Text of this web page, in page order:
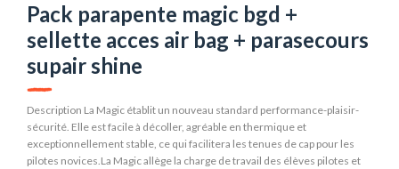
Pack parapente magic bgd +
sellette acces air bag + parasecours
supair shine
Description La Magic établit un nouveau standard performance-plaisir-
sécurité. Elle est facile à décoller, agréable en thermique et
exceptionnellement stable, ce qui facilitera les tenues de cap pour les
pilotes novices.La Magic allège la charge de travail des élèves pilotes et